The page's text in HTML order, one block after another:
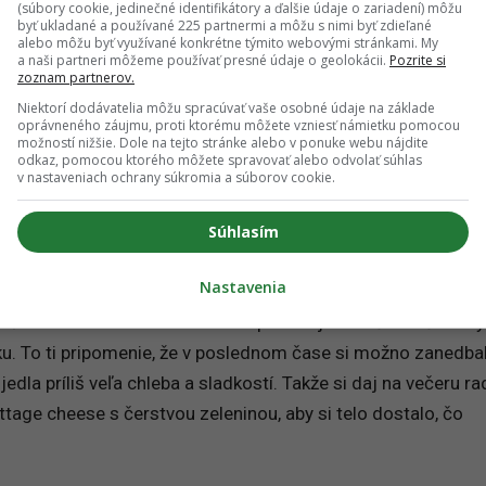
metódu, ako si efektívnejšie plánovať úlohy na budúci
energiou, že si s nadšením zapisuješ myšlienky do
ich budeš môcť uviesť do praxe.
Google odporúčaní
Pridať ako preferovaný zdroj
Odzadu, odkaz sa otvorí v novom okne
trochu mimo. Možno si dnes po raňajkách všimneš
To ti pripomenie, že v poslednom čase si možno
príliš veľa chleba a sladkostí. Takže si daj na večeru
cheese s čerstvou zeleninou, aby si telo dostalo, čo
(súbory cookie, jedinečné identifikátory a ďalšie údaje o zariadení) môžu
byť ukladané a používané 225 partnermi a môžu s nimi byť zdieľané
alebo môžu byť využívané konkrétne týmito webovými stránkami. My
a naši partneri môžeme používať presné údaje o geolokácii. Pozrite si
zoznam partnerov.
Niektorí dodávatelia môžu spracúvať vaše osobné údaje na základe
oprávneného záujmu, proti ktorému môžete vzniesť námietku pomocou
možností nižšie. Dole na tejto stránke alebo v ponuke webu nájdite
odkaz, pomocou ktorého môžete spravovať alebo odvolať súhlas
v nastaveniach ochrany súkromia a súborov cookie.
Súhlasím
Nastavenia